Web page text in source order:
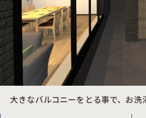
大きなバルコニーをとる事で、お洗